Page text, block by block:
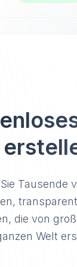
Tausende
die von
Welt